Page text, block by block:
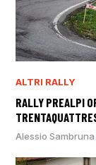
ALTRI RALLY
RALLY PREALPI
Alessio Sambruna